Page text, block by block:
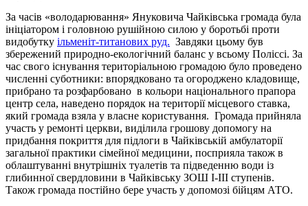
За часів «володарювання» Януковича Чайківська громада була
ініціатором і головною рушійною силою у боротьбі проти
видобутку ільменіт-титанових руд. Завдяки цьому був
збережений природно-екологічний баланс у всьому Поліссі. За
час свого існування територіальною громадою було проведено
численні суботники: впорядковано та огороджено кладовище,
прибрано та розфарбовано в кольори національного прапора
центр села, наведено порядок на території місцевого ставка,
який громада взяла у власне користування. Громада прийняла
участь у ремонті церкви, виділила грошову допомогу на
придбання покриття для підлоги в Чайківській амбулаторії
загальної практики сімейної медицини, посприяла також в
облаштуванні внутрішніх туалетів та підведенню води із
глибинної свердловини в Чайківську ЗОШ І-ІІІ ступенів.
Також громада постійно бере участь у допомозі бійцям АТО.